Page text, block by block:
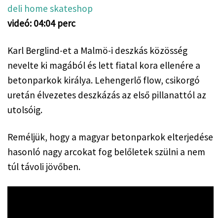
deli home skateshop
videó: 04:04 perc
Karl Berglind-et a Malmö-i deszkás közösség
nevelte ki magából és lett fiatal kora ellenére a
betonparkok királya. Lehengerlő flow, csikorgó
uretán élvezetes deszkázás az első pillanattól az
utolsóig.
Reméljük, hogy a magyar betonparkok elterjedése
hasonló nagy arcokat fog belőletek szülni a nem
túl távoli jövőben.